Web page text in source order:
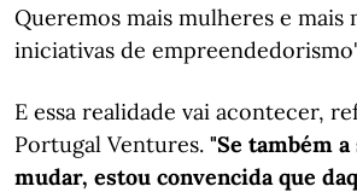
Queremos mais mulheres e mais
iniciativas de
E essa realidade vai acontecer,
Portugal Ventures. "Se também a
mudar, estou convencida que